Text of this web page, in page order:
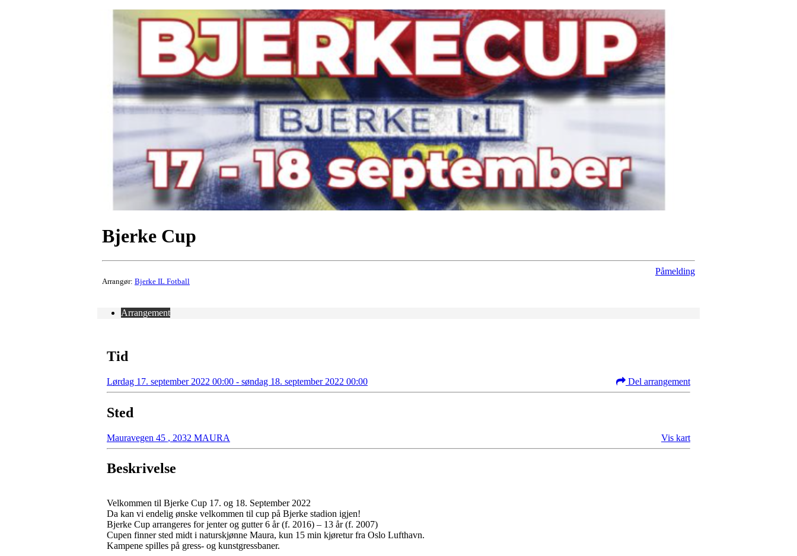
Bjerke Cup
Arrangør: Bjerke IL Fotball
Påmelding
Arrangement
Tid
Lørdag 17. september 2022 00:00 - søndag 18. september 2022 00:00 Del arrangement
Sted
Mauravegen 45 , 2032 MAURA Vis kart
Beskrivelse
Velkommen til Bjerke Cup 17. og 18. September 2022
Da kan vi endelig ønske velkommen til cup på Bjerke stadion igjen!
Bjerke Cup arrangeres for jenter og gutter 6 år (f. 2016) – 13 år (f. 2007)
Cupen finner sted midt i naturskjønne Maura, kun 15 min kjøretur fra Oslo Lufthavn.
Kampene spilles på gress- og kunstgressbaner.